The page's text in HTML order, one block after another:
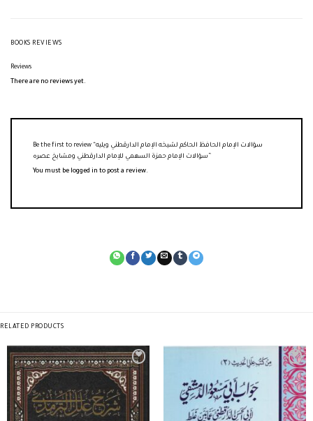
BOOKS REVIEWS
Reviews
There are no reviews yet.
Be the first to review “سؤالات الإمام الحافظ الحاكم لشيخه الإمام الدارقطني ويليه
You must be logged in to post a review.
RELATED PRODUCTS